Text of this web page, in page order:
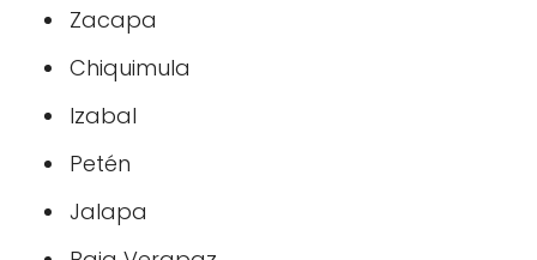
Zacapa
Chiquimula
Izabal
Petén
Jalapa